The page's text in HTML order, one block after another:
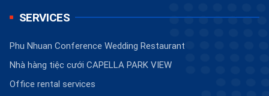
SERVICES
Phu Nhuan Conference Wedding Restaurant
Nhà hàng tiệc cưới CAPELLA PARK VIEW
Office rental services